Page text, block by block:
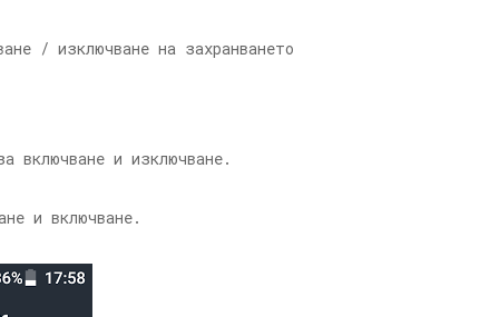
/ изключване на захранването
включване и изключване.
и включване.